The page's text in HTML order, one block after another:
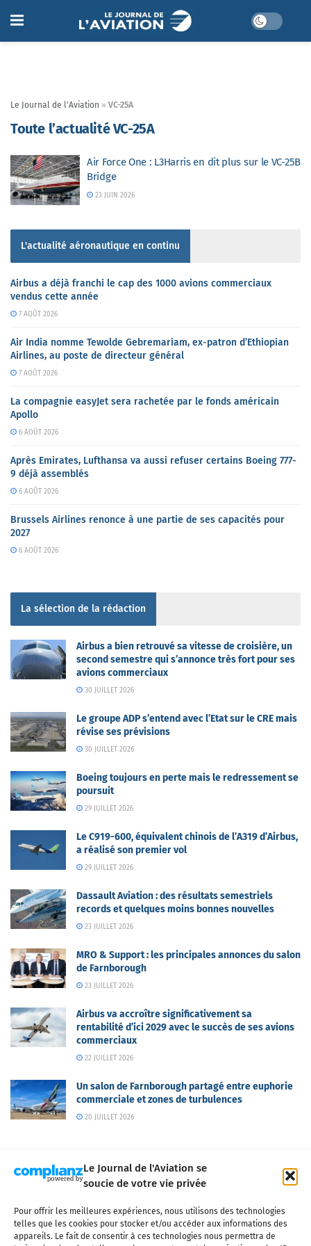
Le Journal de l'Aviation se
soucie de votre vie privée
Pour offrir les meilleures expériences, nous utilisons des technologies
telles que les cookies pour stocker et/ou accéder aux informations des
appareils. Le fait de consentir à ces technologies nous permettra de
Le Journal de l'Aviation » VC-25A
Toute l’actualité VC-25A
Air Force One : L3Harris en dit plus sur le VC-25B
Bridge
23 JUIN 2026
L'actualité aéronautique en continu
Airbus a déjà franchi le cap des 1000 avions commerciaux
vendus cette année
7 AOÛT 2026
Air India nomme Tewolde Gebremariam, ex-patron d’Ethiopian
Airlines, au poste de directeur général
7 AOÛT 2026
La compagnie easyJet sera rachetée par le fonds américain
Apollo
6 AOÛT 2026
Après Emirates, Lufthansa va aussi refuser certains Boeing 777-
9 déjà assemblés
6 AOÛT 2026
Brussels Airlines renonce à une partie de ses capacités pour
2027
6 AOÛT 2026
La sélection de la rédaction
Airbus a bien retrouvé sa vitesse de croisière, un
second semestre qui s’annonce très fort pour ses
avions commerciaux
30 JUILLET 2026
Le groupe ADP s’entend avec l’Etat sur le CRE mais
révise ses prévisions
30 JUILLET 2026
Boeing toujours en perte mais le redressement se
poursuit
29 JUILLET 2026
Le C919-600, équivalent chinois de l’A319 d’Airbus,
a réalisé son premier vol
29 JUILLET 2026
Dassault Aviation : des résultats semestriels
records et quelques moins bonnes nouvelles
23 JUILLET 2026
MRO & Support : les principales annonces du salon
de Farnborough
23 JUILLET 2026
Airbus va accroître significativement sa
rentabilité d’ici 2029 avec le succès de ses avions
commerciaux
22 JUILLET 2026
Un salon de Farnborough partagé entre euphorie
commerciale et zones de turbulences
20 JUILLET 2026
Qui sommes-nous ? Nous contacter
Partenaires
Mentions légales
CGV Politique de confidentialité Cookies